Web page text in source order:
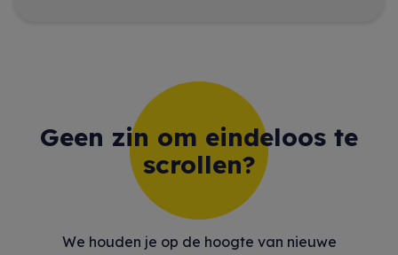
Geen zin om eindeloos te
scrollen?
We houden je op de hoogte van nieuwe